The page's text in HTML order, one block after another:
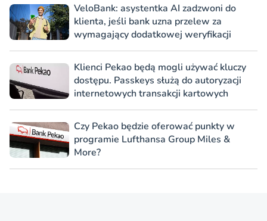
VeloBank: asystentka AI zadzwoni do
klienta, jeśli bank uzna przelew za
wymagający dodatkowej weryfikacji
Klienci Pekao będą mogli używać kluczy
dostępu. Passkeys służą do autoryzacji
internetowych transakcji kartowych
Czy Pekao będzie oferować punkty w
programie Lufthansa Group Miles &
More?